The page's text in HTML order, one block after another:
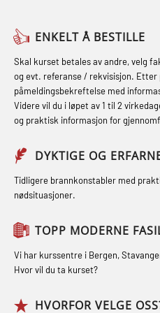
Fallsikring
Førstehjelp –
Førstehjelp
GOC sertifikat
(GMDSS)
GOC sertifikat
(MRC102)
GSK
oljearbeidere
GWO: BST –
(MBSBLE021)
STCW kombi
og
STCW Kombi
og Medisinsk
Webinar
STCW
(MBS114)
STCW Medisinsk
STCW
oppdatering
STCW
inkl.
Hjertestarter
Røykdykking
repetisjon
Sikkerhetskurs
oppdrettsanlegg
(LFI100)
ENKELT Å BESTILLE
Skal kurset betales av andre, velg
og evt. referanse / rekvisisjon.
påmeldingsbekreftelse med
Videre vil du i løpet av 1 til 2
og praktisk informasjon for
DYKTIGE OG
Tidligere brannkonstabler med
nødsituasjoner.
TOPP MODERNE
Vi har kurssentre i Bergen,
Hvor vil du ta kurset?
HVORFOR VELGE